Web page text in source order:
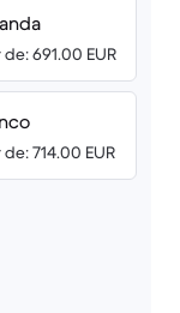
691.00 EUR
714.00 EUR